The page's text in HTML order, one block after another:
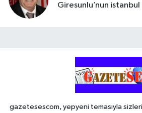
Giresunlu’nun istanbul
gazetesescom, yepyeni temasıyla